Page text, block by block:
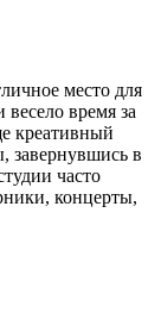
место для
время за
креативный
завернувшись в
часто
концерты,